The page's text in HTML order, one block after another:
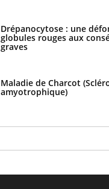
Drépanocytose : une
globules rouges aux
graves
Maladie de Charcot
amyotrophique)